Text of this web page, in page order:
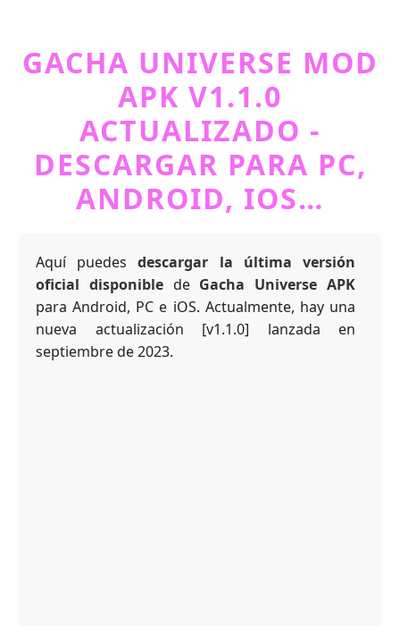
GACHA UNIVERSE MOD
APK V1.1.0
ACTUALIZADO -
DESCARGAR PARA PC,
ANDROID, IOS…
Aquí puedesdescargar la última versión
oficial disponiblede Gacha Universe APK
para Android, PC e iOS. Actualmente, hay una
nueva actualización [v1.1.0] lanzada en
septiembre de 2023.